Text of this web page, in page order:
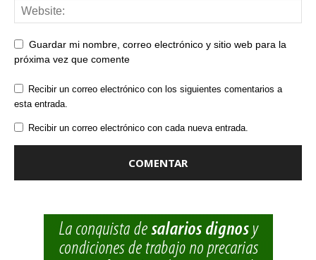
Guardar mi nombre, correo electrónico y sitio web para la
próxima vez que comente
Recibir un correo electrónico con los siguientes comentarios a
esta entrada.
Recibir un correo electrónico con cada nueva entrada.